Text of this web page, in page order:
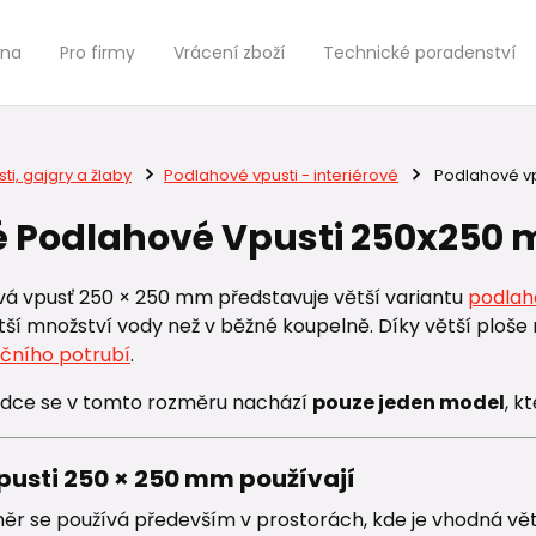
Pro firmy Vrácení zboží Technické poradenství
gajgry a žlaby Podlahové vpusti - interiérové Podlahové
Podlahové Vpusti 250x250
vpusť 250 × 250 mm představuje větší variantu
množství vody než v běžné koupelně. Díky větší
potrubí.
se v tomto rozměru nachází pouze jeden model,
250 × 250 mm používají
se používá především v prostorách, kde je vhodná